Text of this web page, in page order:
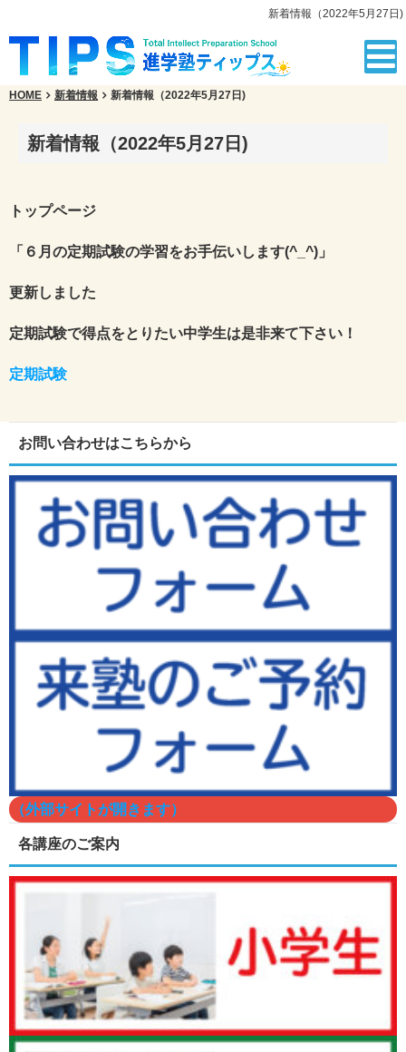
新着情報（2022年5月27日)
HOME 新着情報 新着情報（2022年5月27日)
新着情報（2022年5月27日)
トップページ
「６月の定期試験の学習をお手伝いします(^_^)」
更新しました
定期試験で得点をとりたい中学生は是非来て下さい！
定期試験
お問い合わせはこちらから
（外部サイトが開きます）
各講座のご案内